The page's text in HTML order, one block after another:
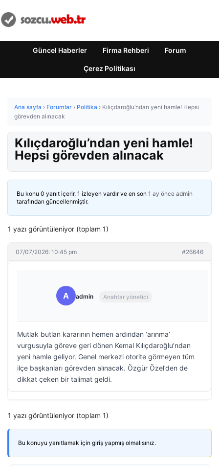
Güncel Haberler Firma Rehberi Forum
Çerez Politikası
Ana sayfa › Forumlar › Politika › Kılıçdaroğlu’ndan yeni hamle! Hepsi
görevden alınacak
Kılıçdaroğlu’ndan yeni hamle!
Hepsi görevden alınacak
Bu konu 0 yanıt içerir, 1 izleyen vardır ve en son 1 ay önce admin
tarafından güncellenmiştir.
1 yazı görüntüleniyor (toplam 1)
07/07/2026: 10:45 pm #26646
A admin Anahtar yönetici
Mutlak butlan kararının hemen ardından ‘arınma’
vurgusuyla göreve geri dönen Kemal Kılıçdaroğlu’ndan
yeni hamle geliyor. Genel merkezi otorite görmeyen tüm
ilçe başkanları görevden alınacak. Özgür Özel’den de
dikkat çeken bir talimat geldi.
1 yazı görüntüleniyor (toplam 1)
Bu konuyu yanıtlamak için giriş yapmış olmalısınız.